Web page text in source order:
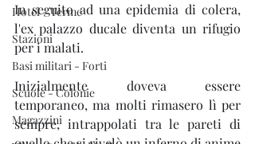
Hotel - Terme
Stazioni
Basi militari - Forti
Scuole - Colonie
Magazzini
In seguito ad una epidemia di colera,
l'ex palazzo ducale diventa un rifugio
per i malati.
Inizialmente doveva essere
temporaneo, ma molti rimasero lì per
sempre, intrappolati tra le pareti di